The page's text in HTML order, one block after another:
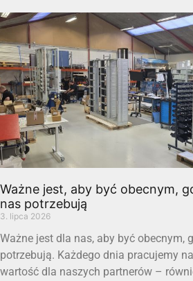
Ważne jest, aby być obecnym,
nas potrzebują
3. lipca 2026
Ważne jest dla nas, aby być obecnym,
potrzebują. Każdego dnia pracujemy
wartość dla naszych partnerów –